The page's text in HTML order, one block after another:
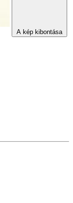
A kép kibontása